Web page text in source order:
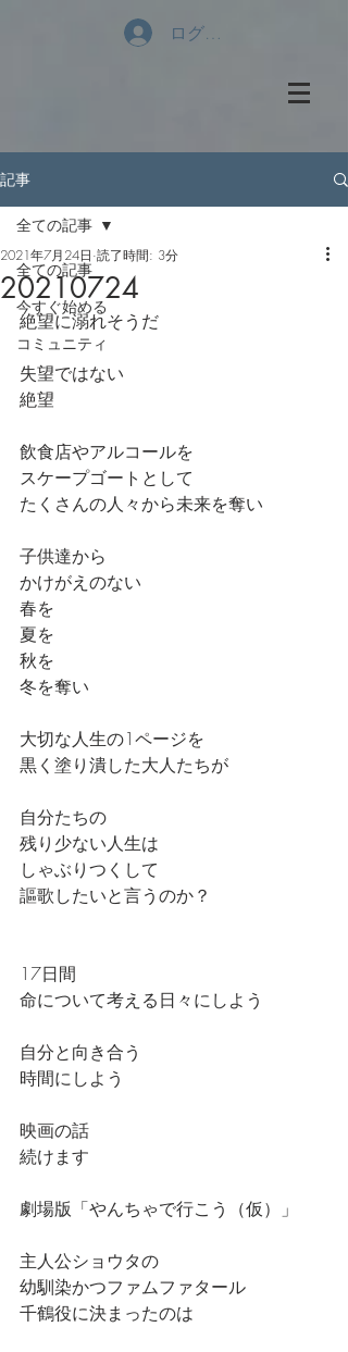
ログイン
記事
全ての記事
今すぐ始める
コミュニティ
全ての記事
20210724
2021年7月24日 読了時間: 3分
絶望に溺れそうだ
失望ではない
絶望
飲食店やアルコールを
スケープゴートとして
たくさんの人々から未来を奪い
子供達から
かけがえのない
春を
夏を
秋を
冬を奪い
大切な人生の1ページを
黒く塗り潰した大人たちが
自分たちの
残り少ない人生は
しゃぶりつくして
謳歌したいと言うのか？
17日間
命について考える日々にしよう
自分と向き合う
時間にしよう
映画の話
続けます
劇場版「やんちゃで行こう（仮）」
主人公ショウタの
幼馴染かつファムファタール
千鶴役に決まったのは